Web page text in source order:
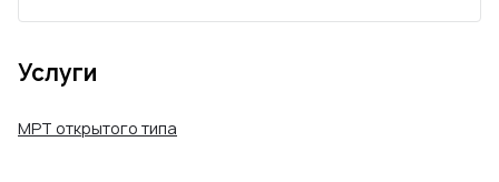
Услуги
МРТ открытого типа